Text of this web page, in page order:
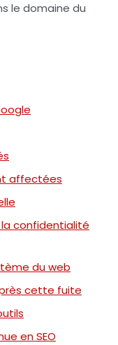
le domaine du
affectées
confidentialité
du web
cette fuite
en SEO